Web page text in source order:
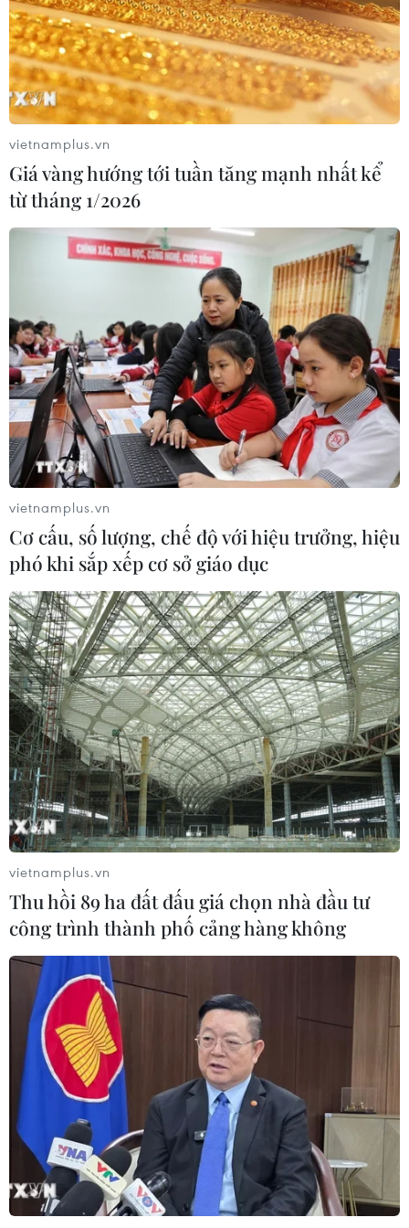
07/08/2026 08:21
Hạn hán nghiêm trọng đe dọa "huyết
mạch" kinh tế châu Âu
07/08/2026 07:58
17 giờ ngày 7/8, mở cửa tràn xả mặt
điều tiết hồ chứa thủy điện Lai Châu
Di dời hộ dân bị ảnh hưởng bụi, mùi
khét, tiếng ồn từ Trung tâm Điện lực
Vĩnh Tân
07/08/2026 07:10
Hà Nội quyết liệt xử lý các "điểm
nghẽn" úng ngập, môi trường đô thị
07/08/2026 06:51
Kiểm soát rác thải từ nguồn - Giải
pháp bảo vệ kênh rạch TP Hồ Chí
Minh trong mùa mưa
07/08/2026 04:47
Miền Bắc giảm mưa từ đêm
nay, cuối tuần chuyển nắng nóng
07/08/2026 04:41
Xuất hiện áp thấp nhiệt đới trên khu
vực vịnh Bắc Bộ
07/08/2026 03:54
Lào Cai khẩn trương tìm kiếm 2
người mất tích do mưa lũ
07/08/2026 03:04
Khẩn trương phân luồng giao thông
sau vụ sạt lở trên tuyến ĐT161 ở Lào
Cai
vietnamplus.vn
Giá vàng hướng tới tuần tăng mạnh nhất kể
từ tháng 1/2026
vietnamplus.vn
Cơ cấu, số lượng, chế độ với hiệu trưởng, hiệu
phó khi sắp xếp cơ sở giáo dục
vietnamplus.vn
Thu hồi 89 ha đất đấu giá chọn nhà đầu tư
công trình thành phố cảng hàng không